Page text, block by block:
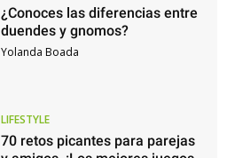
¿Conoces las diferencias entre
duendes y gnomos?
Yolanda Boada
LIFESTYLE
70 retos picantes para parejas